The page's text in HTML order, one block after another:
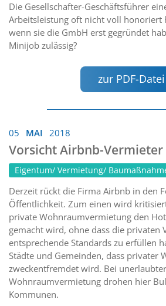
Die Gesellschafter-Geschäftsführer
Arbeitsleistung oft nicht voll honoriert
wenn sie die GmbH erst gegründet
Minijob zulässig?
zur PDF-Datei
05 MAI 2018
Vorsicht Airbnb-Vermieter
Eigentum/ Vermietung/
Derzeit rückt die Firma Airbnb in den
Öffentlichkeit. Zum einen wird
private Wohnraumvermietung den
gemacht wird, ohne dass die privaten
entsprechende Standards zu erfüllen
Städte und Gemeinden, dass privater
zweckentfremdet wird. Bei unerlaubter
Wohnraumvermietung drohen hier
Kommunen.